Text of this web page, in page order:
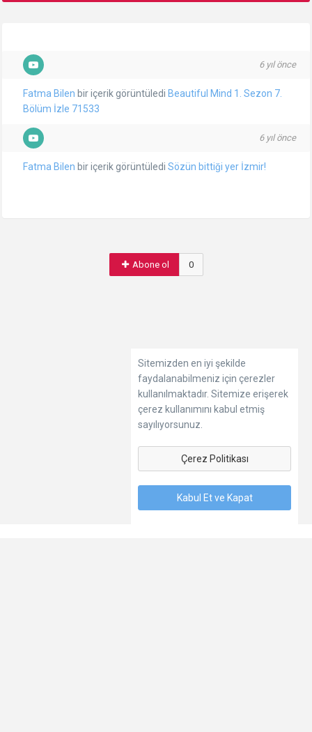
6 yıl önce
Fatma Bilen bir içerik görüntüledi Beautiful Mind 1. Sezon 7.
Bölüm İzle 71533
6 yıl önce
Fatma Bilen bir içerik görüntüledi Sözün bittiği yer İzmir!
Abone ol 0
Sitemizden en iyi şekilde
faydalanabilmeniz için çerezler
kullanılmaktadır. Sitemize erişerek
çerez kullanımını kabul etmiş
sayılıyorsunuz.
Çerez Politikası
Kabul Et ve Kapat